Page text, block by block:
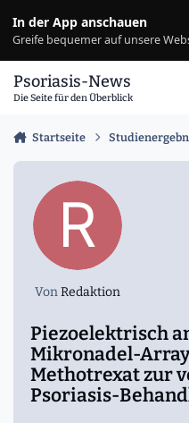
In der App anschauen
Greife bequemer auf unsere
Psoriasis-News
Die Seite für den Überblick
Startseite
VonRedaktion
Piezoelektrisch
Mikronadel-
Methotrexat zur
Psoriasis-